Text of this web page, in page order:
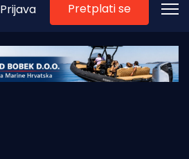
Prijava Pretplati se